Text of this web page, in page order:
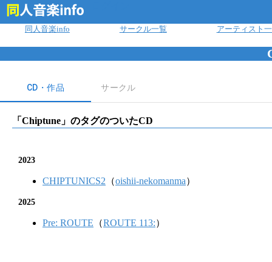
同人音楽info サークル一覧 アーティスト
CD・作品 サークル
「 Chiptune 」のタグのついたCD
2023
CHIPTUNICS2 （oishii-nekomanma）
2025
Pre: ROUTE （ROUTE 113:）